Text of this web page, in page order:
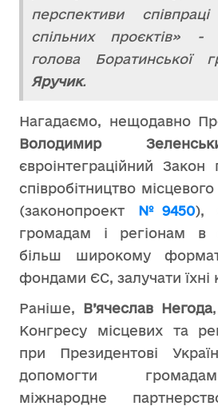
перспективи
спільних проєктів» -
голова Боратинської
Яручик.
Нагадаємо, нещодавно
Володимир
євроінтеграційний
співробітництво
(законопроект
№9450),
громадам і регіонам в
більш широкому
фондами ЄС, залучати їхні
Раніше, В’ячеслав Негода
Конгресу місцевих та
при Президентові
допомогти
міжнародне